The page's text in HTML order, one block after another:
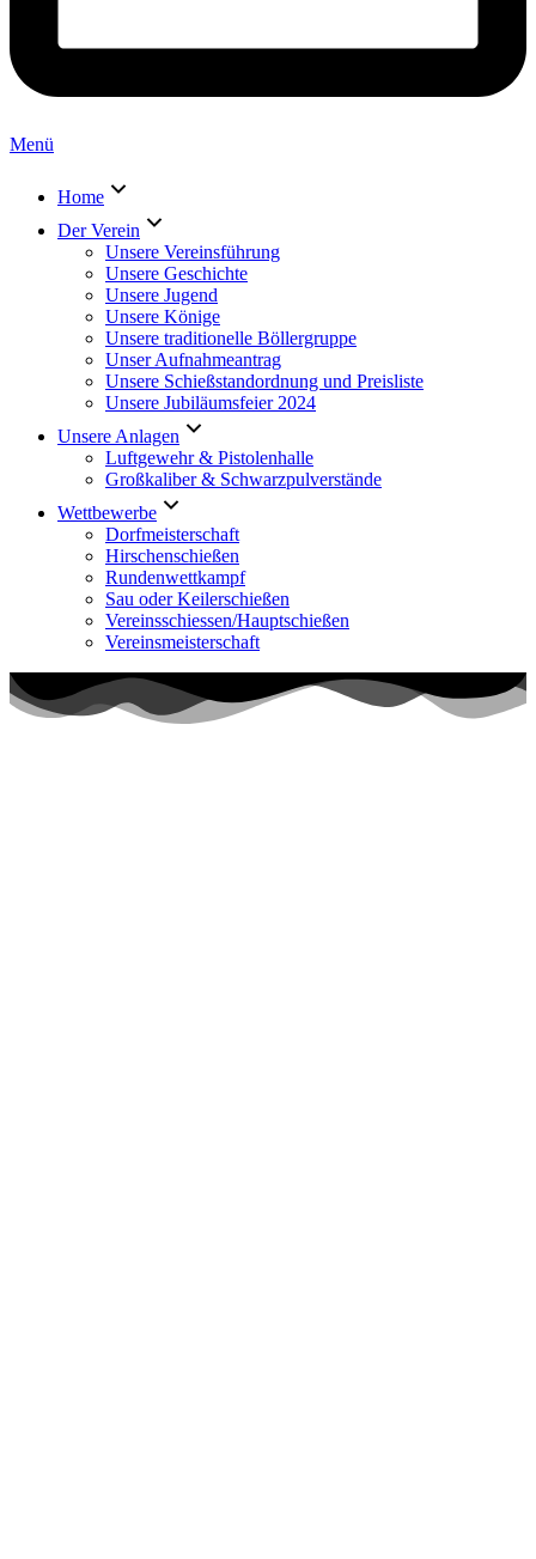
Menü
Home
Der Verein
Unsere Vereinsführung
Unsere Geschichte
Unsere Jugend
Unsere Könige
Unsere traditionelle Böllergruppe
Unser Aufnahmeantrag
Unsere Schießstandordnung und Preisliste
Unsere Jubiläumsfeier 2024
Unsere Anlagen
Luftgewehr & Pistolenhalle
Großkaliber & Schwarzpulverstände
Wettbewerbe
Dorfmeisterschaft
Hirschenschießen
Rundenwettkampf
Sau oder Keilerschießen
Vereinsschiessen/Hauptschießen
Vereinsmeisterschaft